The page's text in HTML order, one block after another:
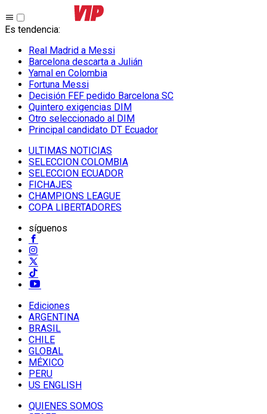
Es tendencia:
Real Madrid a Messi
Barcelona descarta a Julián
Yamal en Colombia
Fortuna Messi
Decisión FEF pedido Barcelona SC
Quintero exigencias DIM
Otro seleccionado al DIM
Principal candidato DT Ecuador
ULTIMAS NOTICIAS
SELECCION COLOMBIA
SELECCION ECUADOR
FICHAJES
CHAMPIONS LEAGUE
COPA LIBERTADORES
síguenos
Ediciones
ARGENTINA
BRASIL
CHILE
GLOBAL
MÉXICO
PERU
US ENGLISH
QUIENES SOMOS